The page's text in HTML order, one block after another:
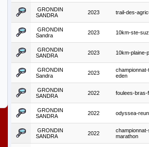
GRONDIN
SANDRA
2023 trail-des-
GRONDIN
Sandra
2023 10km-ste-
GRONDIN
SANDRA
2023 10km-plaine-
GRONDIN
Sandra
2023
eden
GRONDIN
SANDRA
2022 foulees-bras-
GRONDIN
SANDRA
2022 odyssea-
GRONDIN
SANDRA
2022
marathon